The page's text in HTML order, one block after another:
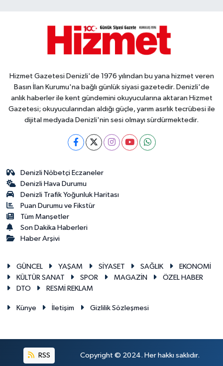
Hizmet Gazetesi Denizli'de 1976 yılından bu yana hizmet veren
Basın İlan Kurumu'na bağlı günlük siyasi gazetedir. Denizli'de
anlık haberler ile kent gündemini okuyucularına aktaran Hizmet
Gazetesi; okuyucularından aldığı güçle, yarım asırlık tecrübesi ile
dijital medyada Denizli'nin sesi olmayı sürdürmektedir.
Denizli Nöbetçi Eczaneler
Denizli Hava Durumu
Denizli Trafik Yoğunluk Haritası
Puan Durumu ve Fikstür
Tüm Manşetler
Son Dakika Haberleri
Haber Arşivi
GÜNCEL YAŞAM SİYASET SAĞLIK
EKONOMİ
KÜLTÜR SANAT
SPOR MAGAZİN
ÖZEL HABER
DTO
RESMİ REKLAM
Künye İletişim Gizlilik Sözleşmesi
RSS Copyright © 2024. Her hakkı saklıdır.